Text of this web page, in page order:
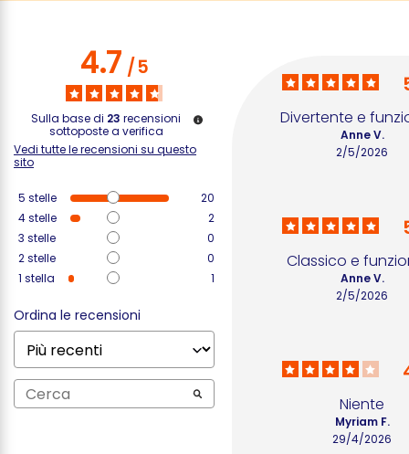
4.7/5
Sulla base di 23 recensioni
sottoposte a verifica
Vedi tutte le recensioni su questo
sito
5 stelle
20
4stelle
2
3 stelle
0
2stelle
0
1 stella 1
Ordina le recensioni
Divertente e
2/5/2026
Anne V.
Classico e
2/5/2026
Anne V.
Niente
29/4/2026
Myriam F.